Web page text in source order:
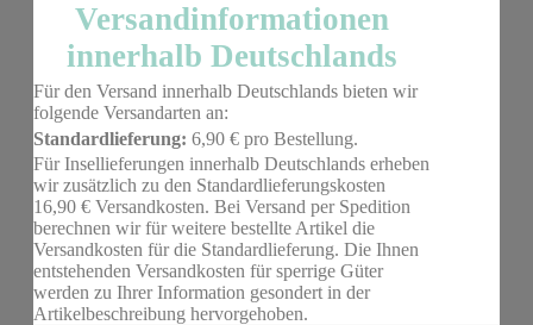
Versandinformationen
innerhalb Deutschlands
Für den Versand innerhalb Deutschlands bieten wir
folgende Versandarten an:
Standardlieferung: 6,90 € pro Bestellung.
Für Insellieferungen innerhalb Deutschlands erheben
wir zusätzlich zu den Standardlieferungskosten
16,90 € Versandkosten. Bei Versand per Spedition
berechnen wir für weitere bestellte Artikel die
Versandkosten für die Standardlieferung. Die Ihnen
entstehenden Versandkosten für sperrige Güter
werden zu Ihrer Information gesondert in der
Artikelbeschreibung hervorgehoben.